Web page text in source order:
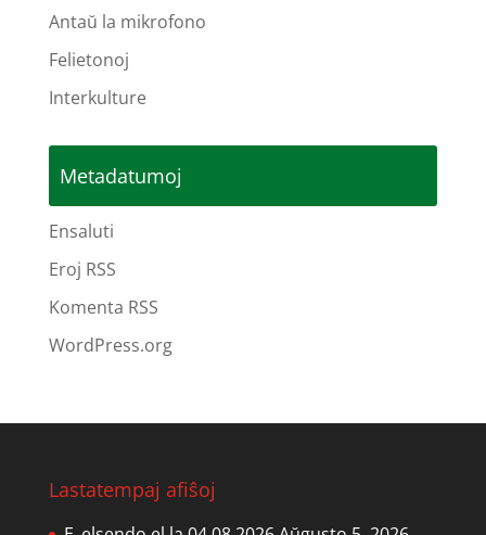
Antaŭ la mikrofono
Felietonoj
Interkulture
Metadatumoj
Ensaluti
Eroj RSS
Komenta RSS
WordPress.org
Lastatempaj afiŝoj